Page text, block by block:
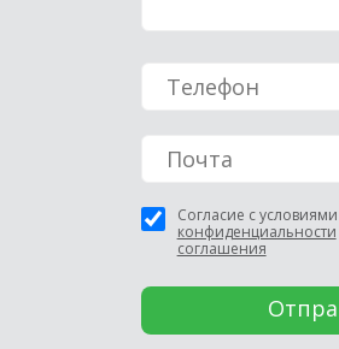
Согласие с условиями
конфиденциальности
соглашения